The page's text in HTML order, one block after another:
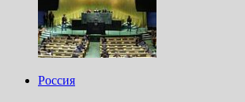
Россия